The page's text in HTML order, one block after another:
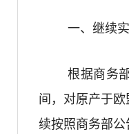
一、继续
根据商务
间， 对原产于欧
续按照商务部公